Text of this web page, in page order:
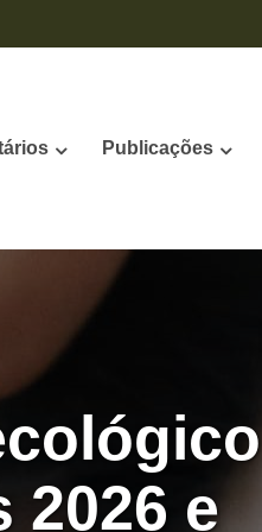
Publicações
2026 e